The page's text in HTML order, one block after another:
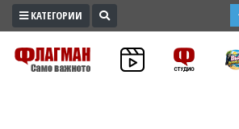
ПРОМО
ЗОНА
КАТЕГОРИИ